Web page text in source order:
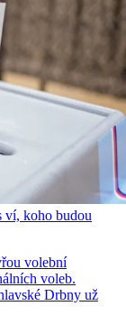
ví, koho budou
volební
voleb.
Drbny už